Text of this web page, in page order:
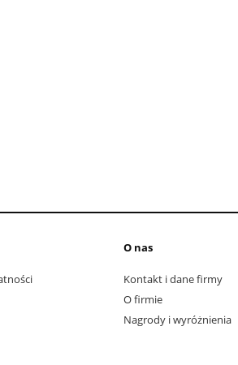
O nas
Kontakt i dane firmy
O firmie
Nagrody i wyróżnienia